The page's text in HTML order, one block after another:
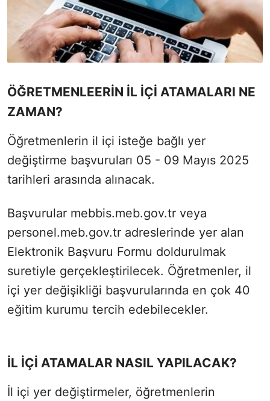
ÖĞRETMENLEERİN İL İÇİ ATAMALARI NE
ZAMAN?
Öğretmenlerin il içi isteğe bağlı yer
değiştirme başvuruları 05 - 09 Mayıs 2025
tarihleri arasında alınacak.
Başvurular mebbis.meb.gov.tr veya
personel.meb.gov.tr adreslerinde yer alan
Elektronik Başvuru Formu doldurulmak
suretiyle gerçekleştirilecek. Öğretmenler, il
içi yer değişikliği başvurularında en çok 40
eğitim kurumu tercih edebilecekler.
İL İÇİ ATAMALAR NASIL YAPILACAK?
İl içi yer değiştirmeler, öğretmenlerin